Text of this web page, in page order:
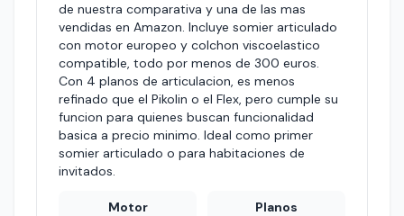
de nuestra comparativa y una de las mas
vendidas en Amazon. Incluye somier articulado
con motor europeo y colchon viscoelastico
compatible, todo por menos de 300 euros.
Con 4 planos de articulacion, es menos
refinado que el Pikolin o el Flex, pero cumple su
funcion para quienes buscan funcionalidad
basica a precio minimo. Ideal como primer
somier articulado o para habitaciones de
invitados.
Motor
Planos